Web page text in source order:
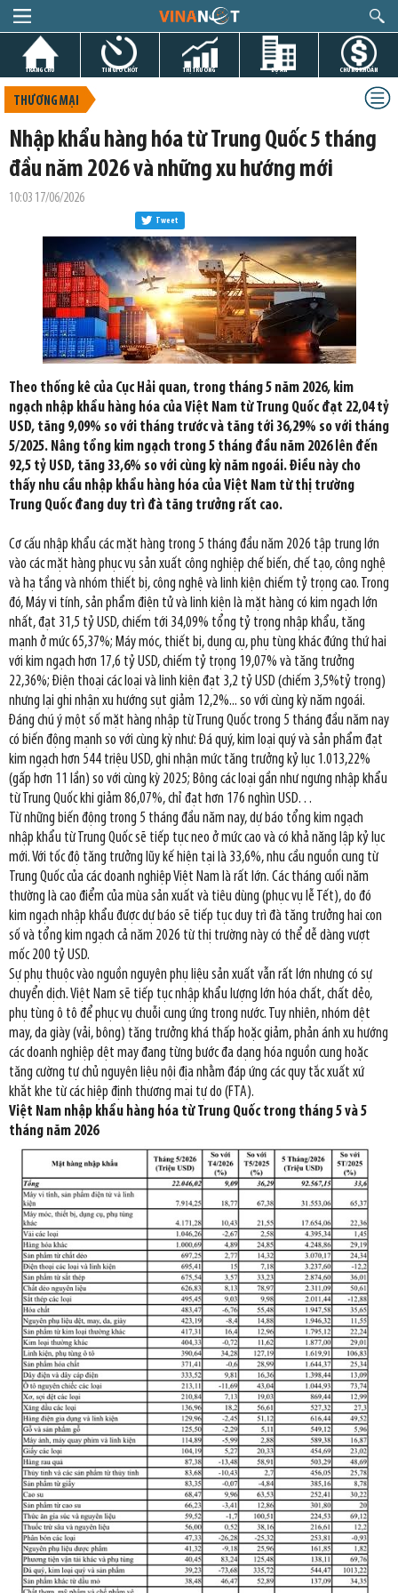
TRANG CHỦ TIN GIỜ CHÓT THỊ TRƯỜNG DỰ ÁN CHỨNG KHOÁN
THƯƠNG MẠI
Nhập khẩu hàng hóa từ Trung Quốc 5 tháng
đầu năm 2026 và những xu hướng mới
10:03 17/06/2026
Tweet
Theo thống kê của Cục Hải quan, trong tháng 5 năm 2026, kim
ngạch nhập khẩu hàng hóa của Việt Nam từ Trung Quốc đạt 22,04 tỷ
USD, tăng 9,09% so với tháng trước và tăng tới 36,29% so với tháng
5/2025. Nâng tổng kim ngạch trong 5 tháng đầu năm 2026 lên đến
92,5 tỷ USD, tăng 33,6% so với cùng kỳ năm ngoái. Điều này cho
thấy nhu cầu nhập khẩu hàng hóa của Việt Nam từ thị trường
Trung Quốc đang duy trì đà tăng trưởng rất cao.
Cơ cấu nhập khẩu các mặt hàng trong 5 tháng đầu năm 2026 tập trung lớn
vào các mặt hàng phục vụ sản xuất công nghiệp chế biến, chế tạo, công nghệ
và hạ tầng và nhóm thiết bị, công nghệ và linh kiện chiếm tỷ trọng cao. Trong
đó, Máy vi tính, sản phẩm điện tử và linh kiện là mặt hàng có kim ngạch lớn
nhất, đạt 31,5 tỷ USD, chiếm tới 34,09% tổng tỷ trọng nhập khẩu, tăng
mạnh ở mức 65,37%; Máy móc, thiết bị, dụng cụ, phụ tùng khác đứng thứ hai
với kim ngạch hơn 17,6 tỷ USD, chiếm tỷ trọng 19,07% và tăng trưởng
22,36%; Điện thoại các loại và linh kiện đạt 3,2 tỷ USD (chiếm 3,5%tỷ trọng)
nhưng lại ghi nhận xu hướng sụt giảm 12,2%... so với cùng kỳ năm ngoái.
Đáng chú ý một số mặt hàng nhập từ Trung Quốc trong 5 tháng đầu năm nay
có biến động mạnh so với cùng kỳ như: Đá quý, kim loại quý và sản phẩm đạt
kim ngạch hơn 544 triệu USD, ghi nhận mức tăng trưởng kỷ lục 1.013,22%
(gấp hơn 11 lần) so với cùng kỳ 2025; Bông các loại gần như ngưng nhập khẩu
từ Trung Quốc khi giảm 86,07%, chỉ đạt hơn 176 nghìn USD…
Từ những biến động trong 5 tháng đầu năm nay, dự báo tổng kim ngạch
nhập khẩu từ Trung Quốc sẽ tiếp tục neo ở mức cao và có khả năng lập kỷ lục
mới. Với tốc độ tăng trưởng lũy kế hiện tại là 33,6%, nhu cầu nguồn cung từ
Trung Quốc của các doanh nghiệp Việt Nam là rất lớn. Các tháng cuối năm
thường là cao điểm của mùa sản xuất và tiêu dùng (phục vụ lễ Tết), do đó
kim ngạch nhập khẩu được dự báo sẽ tiếp tục duy trì đà tăng trưởng hai con
số và tổng kim ngạch cả năm 2026 từ thị trường này có thể dễ dàng vượt
mốc 200 tỷ USD.
Sự phụ thuộc vào nguồn nguyên phụ liệu sản xuất vẫn rất lớn nhưng có sự
chuyển dịch. Việt Nam sẽ tiếp tục nhập khẩu lượng lớn hóa chất, chất dẻo,
phụ tùng ô tô để phục vụ chuỗi cung ứng trong nước. Tuy nhiên, nhóm dệt
may, da giày (vải, bông) tăng trưởng khá thấp hoặc giảm, phản ánh xu hướng
các doanh nghiệp dệt may đang từng bước đa dạng hóa nguồn cung hoặc
tăng cường tự chủ nguyên liệu nội địa nhằm đáp ứng các quy tắc xuất xứ
khắt khe từ các hiệp định thương mại tự do (FTA).
Việt Nam nhập khẩu hàng hóa từ Trung Quốc trong tháng 5 và 5
tháng năm 2026